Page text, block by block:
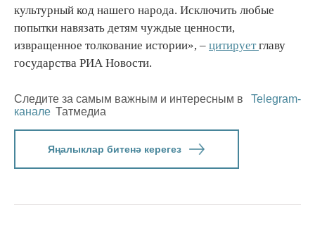
культурный код нашего народа. Исключить любые
попытки навязать детям чуждые ценности,
извращенное толкование истории», – цитируетглаву
государства РИА Новости.
Следите за самым важным и интересным в
Telegram-
канале Татмедиа
Яңалыклар битенә керегез